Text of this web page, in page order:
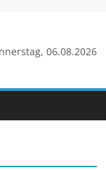
06.08.2026